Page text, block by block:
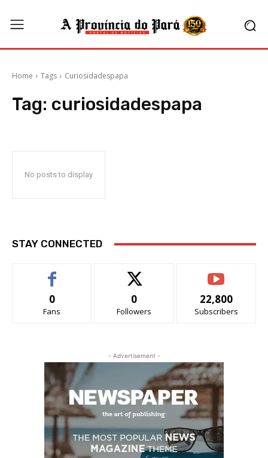
Home Tags Curiosidadespapa
Tag: curiosidadespapa
No posts to display
STAY CONNECTED
0
Fans
0
Followers
22,800
Subscribers
- Advertisement -